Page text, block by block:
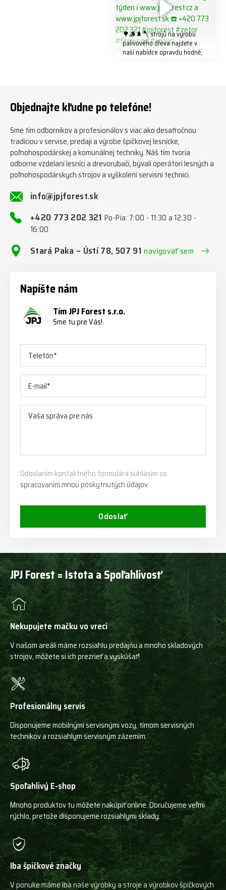
🌳🪵🌲🪓 strojů na výrobu
palivového dřeva najdete v
naší nabídce opravdu hodně,
#firewoodproduction
Objednajte kľudne po telefóne!
Sme tím odborníkov a profesionálov s viac ako desaťročnou
tradíciou v servise, predaji a výrobe špičkovej lesnícke,
poľnohospodárskej a komunálnej techniky. Náš tím tvoria
odborne vzdelaní lesníci a drevorubači, bývalí operátori lesných a
poľnohospodárskych strojov a vyškolení servisní technici.
info@jpjforest.sk
+420 773 202 321Po-Pia: 7:00 - 11:30 a 12:30 -
16:00
Stará Paka – Ústí 78, 507 91navigovať sem
Napíšte nám
Tím JPJ Forest s.r.o.
Sme tu pre Vás!
Odoslaním kontaktného formulára súhlasím so
spracovaním mnou poskytnutých údajov
Odoslať
JPJ Forest = Istota a Spoľahlivosť
Nekupujete mačku vo vreci
V našom areáli máme rozsiahlu predajňu a mnoho skladových
strojov, môžete si ich prezrieť a vyskúšať!
Profesionálny servis
Disponujeme mobilnými servisnými vozy, tímom servisných
technikov a rozsiahlym servisným zázemím.
Spoľahlivý E-shop
Mnoho produktov tu môžete nakúpiť online. Doručujeme veľmi
rýchlo, pretože disponujeme rozsiahlymi sklady.
Iba špičkové značky
V ponuke máme iba naše výrobky a stroje a výrobkov špičkových